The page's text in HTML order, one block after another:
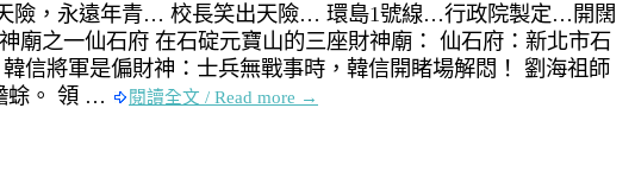
險，永遠年青… 校長笑出天險… 環島1號線…行政院製定…開闊
廟之一仙石府 在石碇元寶山的三座財神廟： 仙石府：新北市石
信將軍是偏財神：士兵無戰事時，韓信開睹場解悶！ 劉海祖師
蜍。 領 …
閱讀全文 / Read more →